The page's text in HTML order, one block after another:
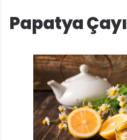
Papatya Çayı